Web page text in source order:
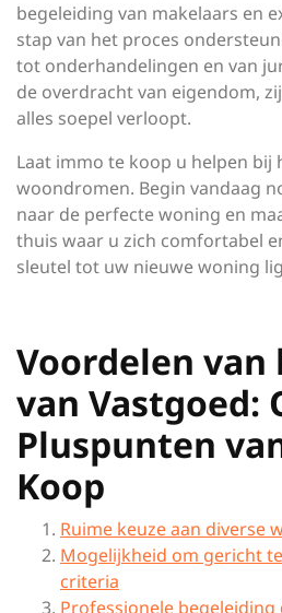
begeleiding van makelaars en
stap van het proces
tot onderhandelingen en van
de overdracht van eigendom,
alles soepel verloopt.
Laat immo te koop u helpen bij
woondromen. Begin vandaag
naar de perfecte woning en
thuis waar u zich comfortabel
sleutel tot uw nieuwe woning
Voordelen van
van Vastgoed:
Pluspunten
Koop
Ruime keuze aan diverse
Mogelijkheid om gericht
criteria
Professionele